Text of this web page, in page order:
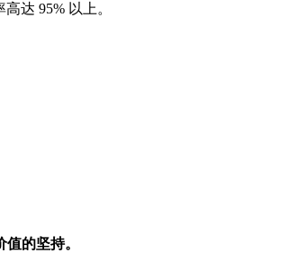
达 95% 以上。
的坚持。